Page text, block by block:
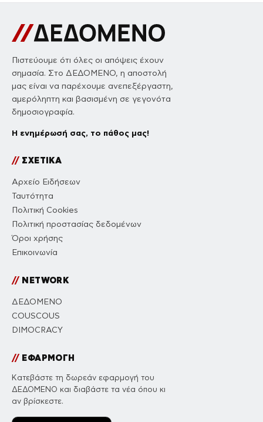
Πιστεύουμε ότι όλες οι απόψεις έχουν
σημασία. Στο ΔΕΔΟΜΕΝΟ, η αποστολή
μας είναι να παρέχουμε ανεπεξέργαστη,
αμερόληπτη και βασισμένη σε γεγονότα
δημοσιογραφία.
Η ενημέρωσή σας, το πάθος μας!
//ΣΧΕΤΙΚΑ
Αρχείο Ειδήσεων
Ταυτότητα
Πολιτική Cookies
Πολιτική προστασίας δεδομένων
Όροι χρήσης
Επικοινωνία
//NETWORK
ΔΕΔΟΜΕΝΟ
COUSCOUS
DIMOCRACY
//ΕΦΑΡΜΟΓΗ
Κατεβάστε τη δωρεάν εφαρμογή του
ΔΕΔΟΜΕΝΟ και διαβάστε τα νέα όπου κι
αν βρίσκεστε.